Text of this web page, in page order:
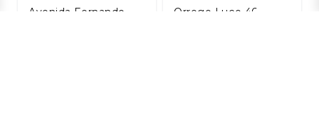
Avenida Fernando
Orrego Luco 46,